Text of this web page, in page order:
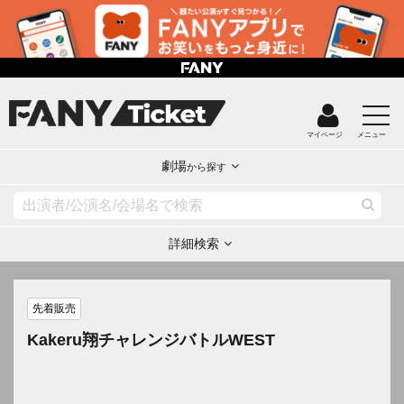
マイページ メニュー
劇場から探す
詳細検索
先着販売
Kakeru翔チャレンジバトルWEST